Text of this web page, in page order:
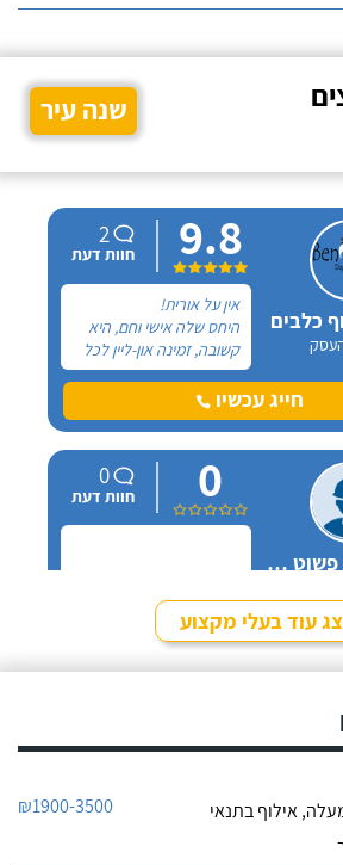
שנה עיר
כלבים
9.8
2
חוות דעת
אין על אורית!
היחס שלה אישי וחם, היא
קשובה, זמינה און-ליין לכל
שאלה ובאמת שמגיעות לה
רק מחמאות. אל אורית
פניתי בעקבות החלטה
הביתה, היא הסבירה לנו
בדיוק במה זה כרוך כדי
שנהיה בטוחים שאנחנו
מוכנים לעשות את הצעד
חייג עכשיו
איילה נאור - פשוט מאלפת בחיפה
0
0
חוות דעת
חייג עכשיו
ניצן אילוף כלבים על הכנרת
עוד בעלי מקצוע
אילוף בתנאי
₪1900-3500